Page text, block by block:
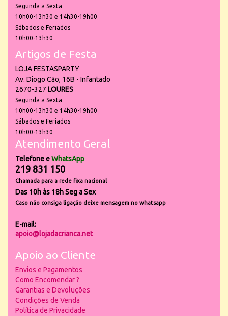
Segunda a Sexta
10h00-13h30 e 14h30-19h00
Sábados e Feriados
10h00-13h30
Artigos de Festa
LOJA FESTASPARTY
Av. Diogo Cão, 16B - Infantado
2670-327 LOURES
Segunda a Sexta
10h00-13h30 e 14h30-19h00
Sábados e Feriados
10h00-13h30
Atendimento Geral
Telefone eWhatsApp
219 831 150
Chamada para a rede fixa nacional
Das 10h às 18h Seg a Sex
Caso não consiga ligação deixe mensagem no whatsapp
E-mail:
apoio@lojadacrianca.net
Apoio ao Cliente
Envios e Pagamentos
Como Encomendar ?
Garantias e Devoluções
Condições de Venda
Política de Privacidade